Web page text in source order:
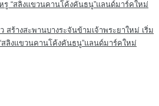
สร้างสะพานบางระจันข้ามเจ้าพระยาใหม่ เริ่ม
สลิงแขวนคานโค้งคันธนู”แลนด์มาร์คใหม่